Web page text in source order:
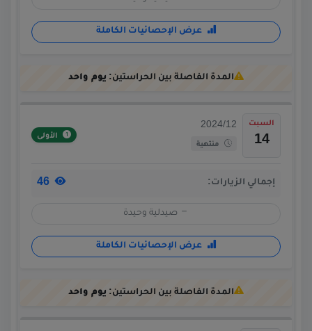
عرض الإحصائيات الكاملة
المدة الفاصلة بين الحراستين: يوم واحد
السبت
14
2024/12
منتهية
الأولى
إجمالي الزيارات:
صيدلية وحيدة
عرض الإحصائيات الكاملة
المدة الفاصلة بين الحراستين: يوم واحد